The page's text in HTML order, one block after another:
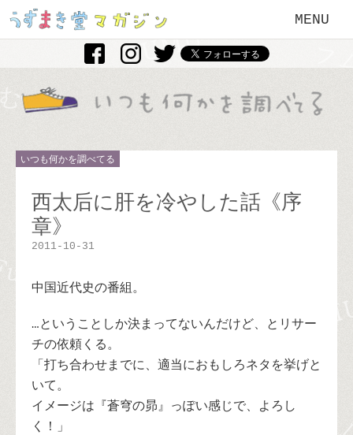
MENU
いつも何かを調べてる
西太后に肝を冷やした話《序
章》
2011-10-31
中国近代史の番組。
…ということしか決まってないんだけど、とリサー
チの依頼くる。
「打ち合わせまでに、適当におもしろネタを挙げと
いて。
イメージは『蒼穹の昴』っぽい感じで、よろし
く！」